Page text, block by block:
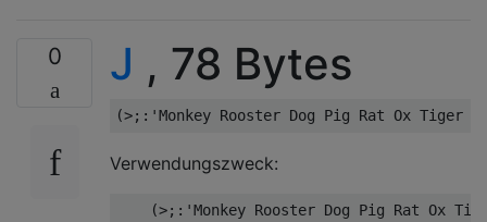
0 J , 78 Bytes
Verwendungszweck:
(>;:'Monkey Rooster Dog Pig Rat Ox